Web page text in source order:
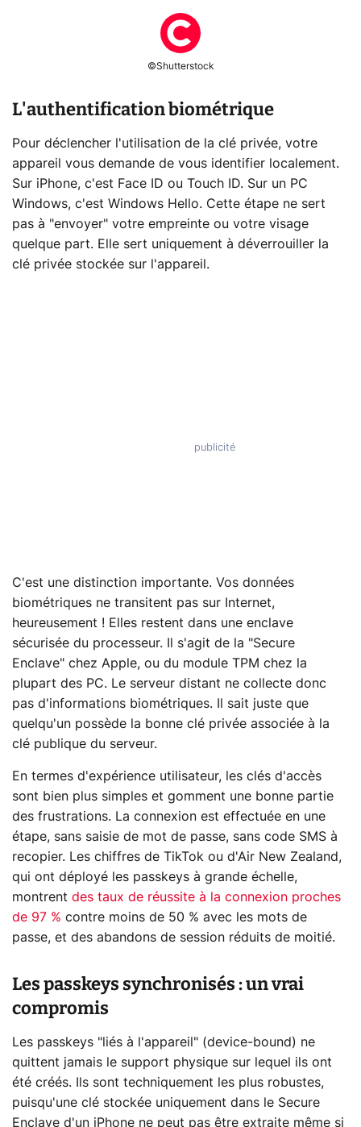
©Shutterstock
L'authentification biométrique
Pour déclencher l'utilisation de la clé privée, votre
appareil vous demande de vous identifier localement.
Sur iPhone, c'est Face ID ou Touch ID. Sur un PC
Windows, c'est Windows Hello. Cette étape ne sert
pas à "envoyer" votre empreinte ou votre visage
quelque part. Elle sert uniquement à déverrouiller la
clé privée stockée sur l'appareil.
C'est une distinction importante. Vos données
biométriques ne transitent pas sur Internet,
heureusement ! Elles restent dans une enclave
sécurisée du processeur. Il s'agit de la "Secure
Enclave" chez Apple, ou du module TPM chez la
plupart des PC. Le serveur distant ne collecte donc
pas d'informations biométriques. Il sait juste que
quelqu'un possède la bonne clé privée associée à la
clé publique du serveur.
En termes d'expérience utilisateur, les clés d'accès
sont bien plus simples et gomment une bonne partie
des frustrations. La connexion est effectuée en une
étape, sans saisie de mot de passe, sans code SMS à
recopier. Les chiffres de TikTok ou d'Air New Zealand,
qui ont déployé les passkeys à grande échelle,
montrent des taux de réussite à la connexion proches
de 97 % contre moins de 50 % avec les mots de
passe, et des abandons de session réduits de moitié.
Les passkeys synchronisés : un vrai
compromis
Les passkeys "liés à l'appareil" (device-bound) ne
quittent jamais le support physique sur lequel ils ont
été créés. Ils sont techniquement les plus robustes,
puisqu'une clé stockée uniquement dans le Secure
Enclave d'un iPhone ne peut pas être extraite même si